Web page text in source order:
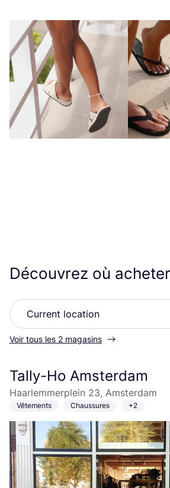
Découvrez où
Voir tous les 2 magasins
Tally-Ho Amsterdam
Haarlemmerplein 23, Amsterdam
Vêtements Chaussures +2